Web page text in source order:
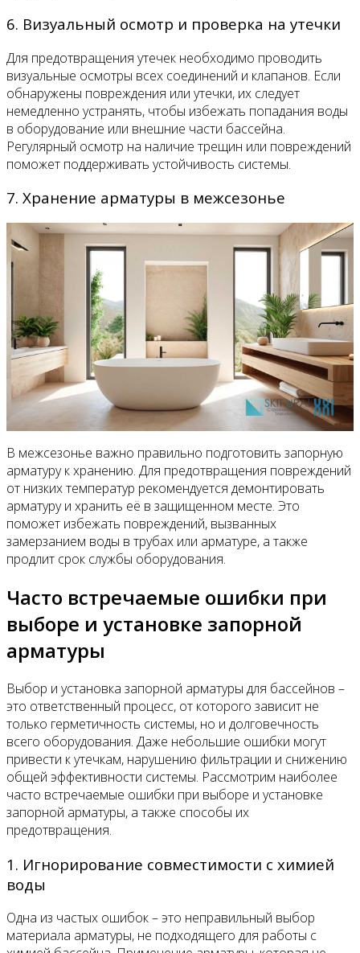
6. Визуальный осмотр и проверка на утечки
Для предотвращения утечек необходимо проводить
визуальные осмотры всех соединений и клапанов. Если
обнаружены повреждения или утечки, их следует
немедленно устранять, чтобы избежать попадания воды
в оборудование или внешние части бассейна.
Регулярный осмотр на наличие трещин или повреждений
поможет поддерживать устойчивость системы.
7. Хранение арматуры в межсезонье
В межсезонье важно правильно подготовить запорную
арматуру к хранению. Для предотвращения повреждений
от низких температур рекомендуется демонтировать
арматуру и хранить её в защищенном месте. Это
поможет избежать повреждений, вызванных
замерзанием воды в трубах или арматуре, а также
продлит срок службы оборудования.
Часто встречаемые ошибки при
выборе и установке запорной
арматуры
Выбор и установка запорной арматуры для бассейнов –
это ответственный процесс, от которого зависит не
только герметичность системы, но и долговечность
всего оборудования. Даже небольшие ошибки могут
привести к утечкам, нарушению фильтрации и снижению
общей эффективности системы. Рассмотрим наиболее
часто встречаемые ошибки при выборе и установке
запорной арматуры, а также способы их
предотвращения.
1. Игнорирование совместимости с химией
воды
Одна из частых ошибок – это неправильный выбор
материала арматуры, не подходящего для работы с